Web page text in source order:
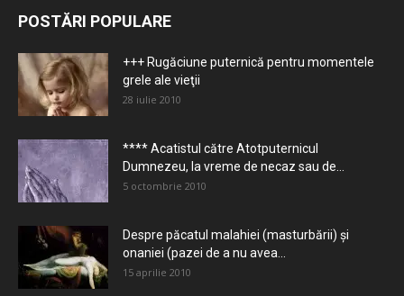
POSTĂRI POPULARE
+++ Rugăciune puternică pentru momentele
grele ale vieţii
28 iulie 2010
**** Acatistul către Atotputernicul
Dumnezeu, la vreme de necaz sau de...
5 octombrie 2010
Despre păcatul malahiei (masturbării) şi
onaniei (pazei de a nu avea...
15 aprilie 2010